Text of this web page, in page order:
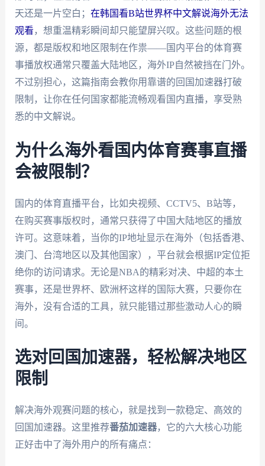
天还是一片空白； 在韩国看B站世界杯中文解说海外无法
观看 ，想重温精彩瞬间却只能望屏兴叹。这些问题的根
源，都是版权和地区限制在作祟——国内平台的体育赛
事播放权通常只覆盖大陆地区，海外IP自然被挡在门外。
不过别担心，这篇指南会教你用靠谱的回国加速器打破
限制，让你在任何国家都能流畅观看国内直播，享受熟
悉的中文解说。
为什么海外看国内体育赛事直播
会被限制？
国内的体育直播平台，比如央视频、CCTV5、B站等，
在购买赛事版权时，通常只获得了中国大陆地区的播放
许可。这意味着，当你的IP地址显示在海外（包括香港、
澳门、台湾地区以及其他国家），平台就会根据IP定位拒
绝你的访问请求。无论是NBA的精彩对决、中超的本土
赛事，还是世界杯、欧洲杯这样的国际大赛，只要你在
海外，没有合适的工具，就只能错过那些激动人心的瞬
间。
选对回国加速器，轻松解决地区
限制
解决海外观赛问题的核心，就是找到一款稳定、高效的
回国加速器。这里推荐番茄加速器，它的六大核心功能
正好击中了海外用户的所有痛点：